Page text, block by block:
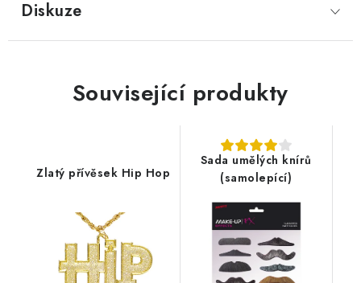
Diskuze
Související produkty
Zlatý přívěsek Hip Hop
Sada umělých knírů
(samolepící)